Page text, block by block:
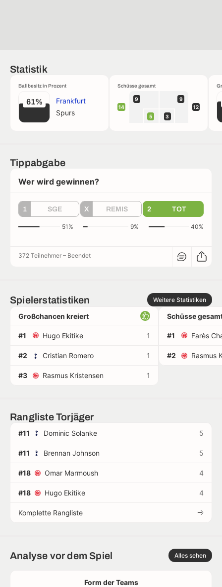
Statistik
Ballbesitz in Prozent
61%
Frankfurt
Spurs
Schüsse gesamt
14
9 9
5 3
12
Tippabgabe
Wer wird gewinnen?
1 SGE X REMIS 2 TOT
51% 9% 40%
372 Teilnehmer – Beendet
Spielerstatistiken Weitere Statistiken
Großchancen kreiert
#1 Hugo Ekitike 1
#2 Cristian Romero 1
#3 Rasmus Kristensen 1
Schüsse
#1 Farès
#2 Rasmus
Rangliste Torjäger
#11 Dominic Solanke 5
#11 Brennan Johnson 5
#18 Omar Marmoush 4
#18 Hugo Ekitike 4
Komplette Rangliste
Analyse vor dem Spiel Alles sehen
Form der Teams